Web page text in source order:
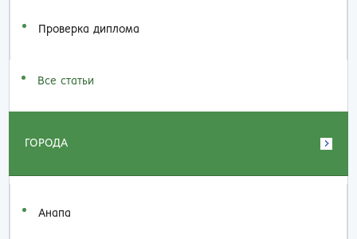
Проверка диплома
Все статьи
ГОРОДА
Анапа